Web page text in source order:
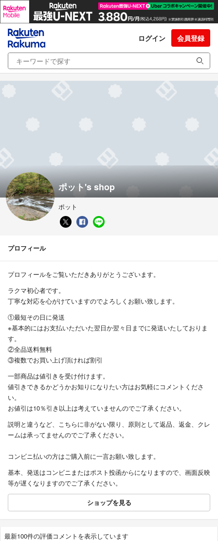
ログイン 会員登録
ポット's shop
ポット
プロフィール
プロフィールをご覧いただきありがとうございます。
ラクマ初心者です。
丁寧な対応を心がけていますのでよろしくお願い致します。
①最短その日に発送
※基本的にはお支払いただいた翌日か翌々日までに発送いたしておりま
す。
②全品送料無料
③複数でお買い上げ頂ければ割引
一部商品は値引きを受け付けます。
値引きできるかどうかお知りになりたい方はお気軽にコメントくださ
い。
お値引は10％引き以上は考えていませんのでご了承ください。
説明と違うなど、こちらに非がない限り、原則として返品、返金、クレ
ームは承ってませんのでご了承ください。
コンビニ払いの方はご購入前に一言お願い致します。
基本、発送はコンビニまたはポスト投函からになりますので、画面反映
等が遅くなりますのでご了承ください。
ショップを見る
最新100件の評価コメントを表示しています